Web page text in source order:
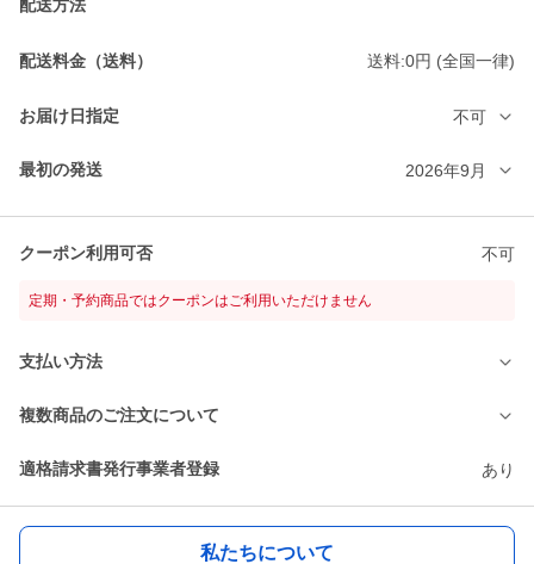
配送方法
配送料金（送料） 送料:0円 (全国一律)
お届け日指定 不可
最初の発送 2026年9月
クーポン利用可否 不可
定期・予約商品ではクーポンはご利用いただけません
支払い方法
複数商品のご注文について
適格請求書発行事業者登録 あり
私たちについて